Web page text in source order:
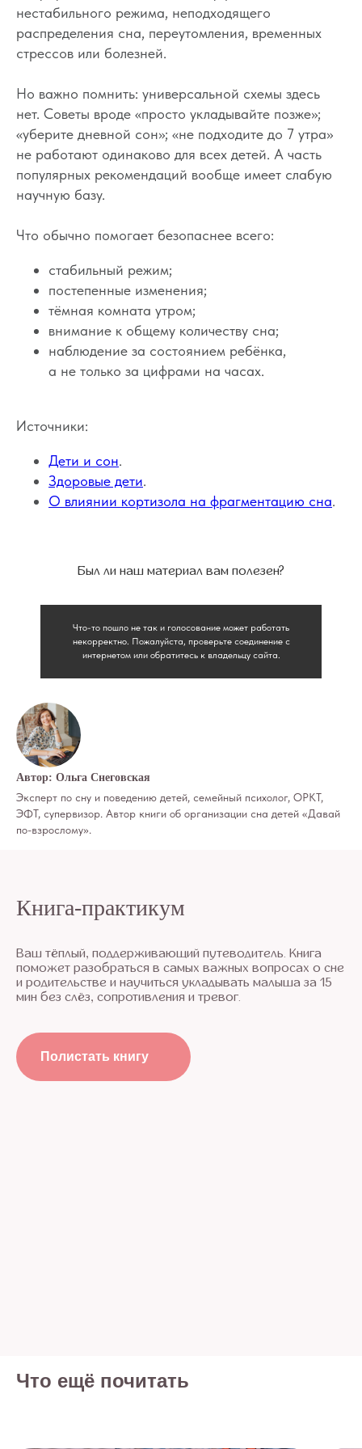
нестабильного режима, неподходящего
распределения сна, переутомления, временных
стрессов или болезней.
Но важно помнить: универсальной схемы здесь
нет. Советы вроде «просто укладывайте позже»;
«уберите дневной сон»; «не подходите до 7 утра»
не работают одинаково для всех детей. А часть
популярных рекомендаций вообще имеет слабую
научную базу.
Что обычно помогает безопаснее всего:
стабильный режим;
постепенные изменения;
тёмная комната утром;
внимание к общему количеству сна;
наблюдение за состоянием ребёнка,
а не только за цифрами на часах.
Источники:
Дети и сон.
Здоровые дети.
О влиянии кортизола на фрагментацию сна.
Был ли наш материал вам полезен?
Что-то пошло не так и голосование может работать
некорректно. Пожалуйста, проверьте соединение с
интернетом или обратитесь к владельцу сайта.
Автор: Ольга Снеговская
Эксперт по сну и поведению детей, семейный психолог, ОРКТ,
ЭФТ, супервизор. Автор книги об организации сна детей «Давай
по-взрослому».
Книга-практикум
Ваш тёплый, поддерживающий путеводитель. Книга
поможет разобраться в самых важных вопросах о сне
и родительстве и научиться укладывать малыша за 15
мин без слёз, сопротивления и тревог.
Полистать книгу
Что ещё почитать